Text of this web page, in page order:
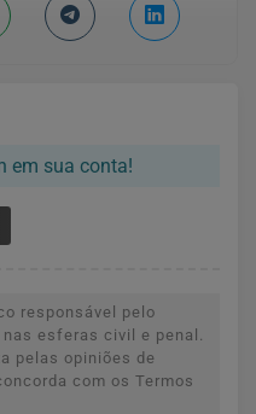
em sua conta!
responsável pelo
esferas civil e penal.
pelas opiniões de
com os Termos